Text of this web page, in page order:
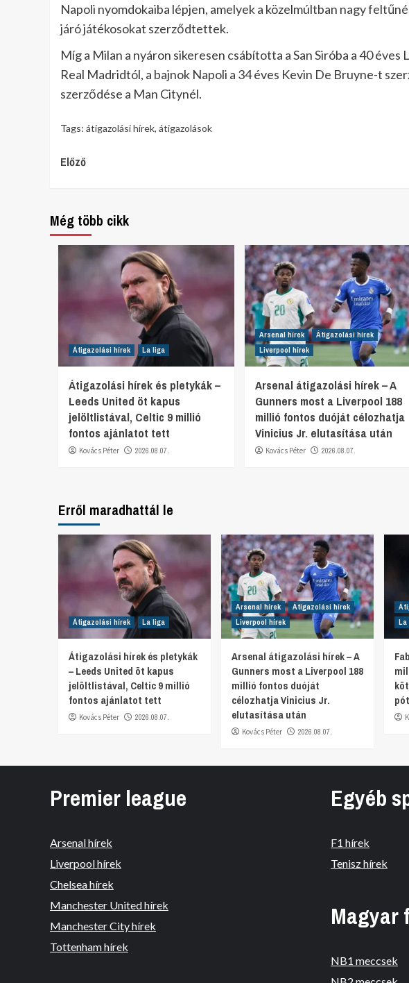
Napoli nyomdokaiba lépjen, amelyek a közelmúltban nagy
járó játékosokat szerződtettek.
Míg a Milan a nyáron sikeresen csábította a San Siróba a 40
Real Madridtól, a bajnok Napoli a 34 éves Kevin De Bruyne-t
szerződése a Man Citynél.
Tags: átigazolási hírek, átigazolások
Continue
Előző
Még több cikk
Átigazolási hírek La liga
Átigazolási hírek és pletykák –
Leeds United öt kapus
jelöltlistával, Celtic 9 millió
fontos ajánlatot tett
Kovács Péter 2026.08.07.
Arsenal hírek
Átigazolási hírek
Liverpool hírek
Arsenal átigazolási hírek – A
Gunners most a Liverpool 188
millió fontos duóját célozhatja
Vinicius Jr. elutasítása után
Kovács Péter 2026.08.07.
Erről maradhattál le
Átigazolási hírek La liga
Átigazolási hírek és pletykák
– Leeds United öt kapus
jelöltlistával, Celtic 9 millió
fontos ajánlatot tett
Kovács Péter 2026.08.07.
Arsenal hírek
Átigazolási hírek
Liverpool hírek
Arsenal átigazolási hírek – A
Gunners most a Liverpool 188
millió fontos duóját
célozhatja Vinicius Jr.
elutasítása után
Kovács Péter 2026.08.07.
La
Premier league
Arsenal hírek
Liverpool hírek
Chelsea hírek
Manchester United hírek
Manchester City hírek
Tottenham hírek
Egyéb
F1 hírek
Tenisz hírek
Magyar
NB1 meccsek